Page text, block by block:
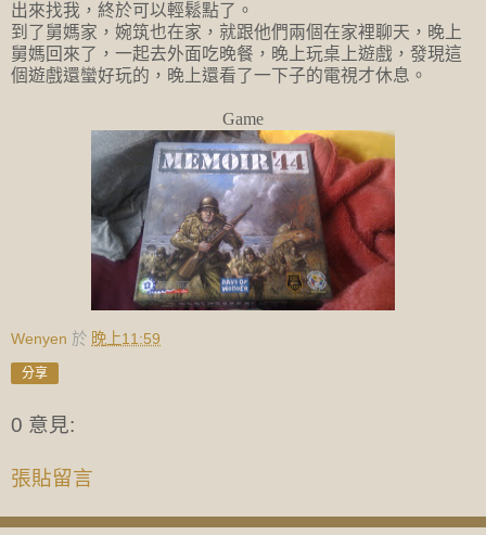
出來找我，終於可以輕鬆點了。
到了舅媽家，婉筑也在家，就跟他們兩個在家裡聊天，晚上
舅媽回來了，一起去外面吃晚餐，晚上玩桌上遊戲，發現這
個遊戲還蠻好玩的，晚上還看了一下子的電視才休息。
Game
Wenyen 於 晚上11:59
分享
0 意見:
張貼留言